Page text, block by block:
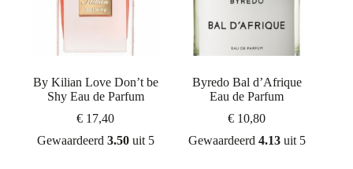
By Kilian Love Don’t be
Shy Eau de Parfum
€ 17,40
Gewaardeerd 3.50uit 5
Byredo Bal d’Afrique
Eau de Parfum
€ 10,80
Gewaardeerd 4.13uit 5